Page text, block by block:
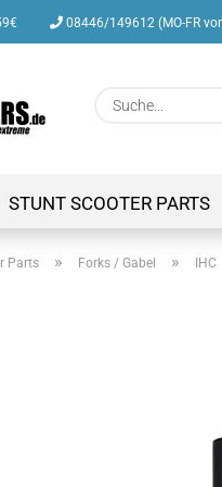
08446/149612 (MO-FR
STUNT SCOOTER PARTS
Parts » Forks / Gabel » IHC